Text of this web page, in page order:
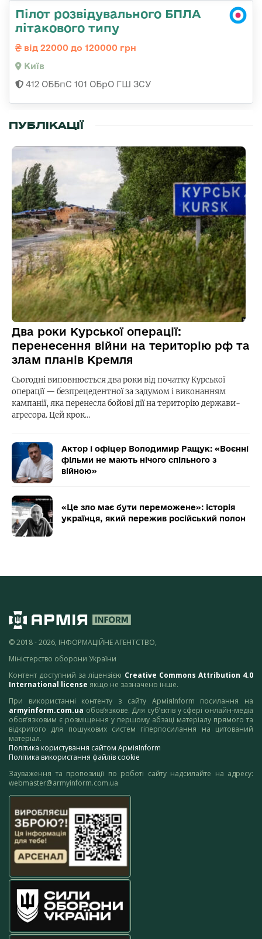
Пілот розвідувального БПЛА
літакового типу
від 22000 до 120000 грн
Київ
412 ОББпС 101 ОБрО ГШ ЗСУ
ПУБЛІКАЦІЇ
Два роки Курської операції:
перенесення війни на територію рф та
злам планів Кремля
Сьогодні виповнюється два роки від початку Курської
операції — безпрецедентної за задумом і виконанням
кампанії, яка перенесла бойові дії на територію держави-
агресора. Цей крок…
Актор і офіцер Володимир Ращук: «Воєнні
фільми не мають нічого спільного з
війною»
«Це зло має бути переможене»: історія
українця, який пережив російський полон
© 2018 - 2026, ІНФОРМАЦІЙНЕ АГЕНТСТВО,
Міністерство оборони України
Контент доступний за ліцензією Creative Commons Attribution 4.0
International license якщо не зазначено інше.
При використанні контенту з сайту АрміяInform посилання на
armyinform.com.ua обов’язкове. Для суб’єктів у сфері онлайн-медіа
обов’язковим є розміщення у першому абзаці матеріалу прямого та
відкритого для пошукових систем гіперпосилання на цитований
матеріал.
Політика користування сайтом АрміяInform
Політика використання файлів cookie
Зауваження та пропозиції по роботі сайту надсилайте на адресу:
webmaster@armyinform.com.ua